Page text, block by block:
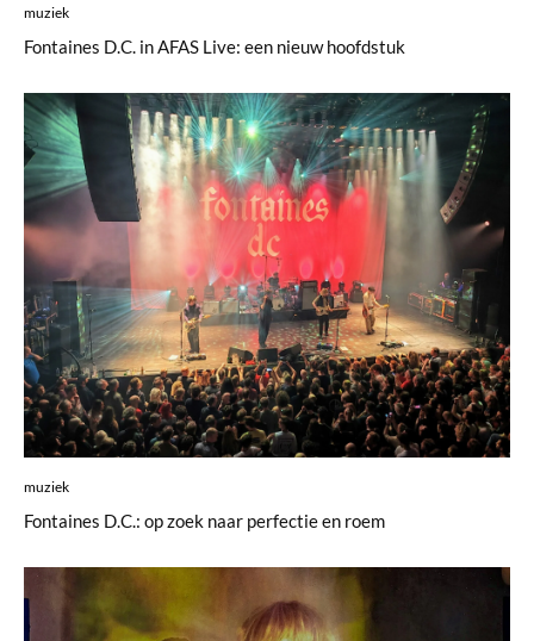
muziek
Fontaines D.C. in AFAS Live: een nieuw hoofdstuk
muziek
Fontaines D.C.: op zoek naar perfectie en roem